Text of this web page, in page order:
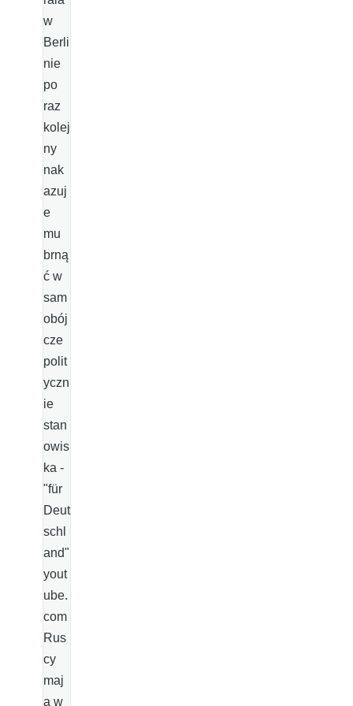
w
Berli
nie
po
raz
kolej
ny
nak
azuj
e
mu
brną
ć w
sam
obój
cze
polit
yczn
ie
stan
owis
ka -
"für
Deut
schl
and"
yout
ube.
com
Rus
cy
maj
ą w